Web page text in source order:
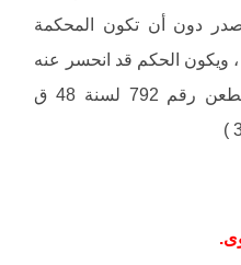
دون أن تكون المحكمة
، ويكون الحكم قد انحسر عنه
أي بطلان في الإجراءات .( الطعن رقم 792 لسنة 48 ق